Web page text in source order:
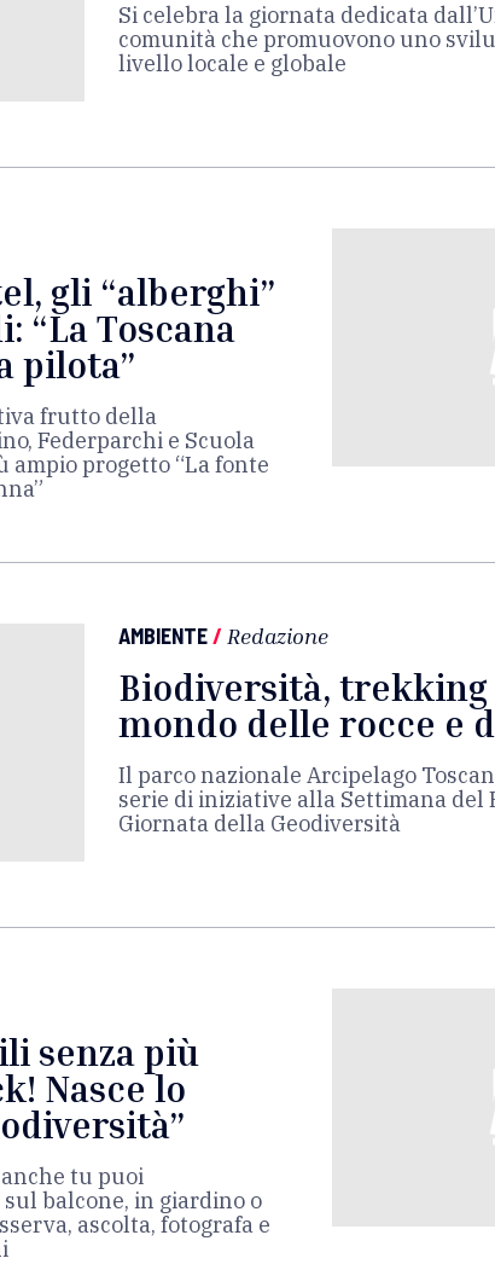
Si celebra la giornata dedicata
comunità che promuovono uno
livello locale e globale
gli “alberghi”
“La Toscana
pilota”
frutto della
Federparchi e Scuola
ampio progetto “La fonte
AMBIENTE/ Redazione
Biodiversità, trekking
mondo delle rocce e
Il parco nazionale Arcipelago
serie di iniziative alla Settimana del
Giornata della Geodiversità
senza più
Nasce lo
tu puoi
balcone, in giardino o
ascolta, fotografa e